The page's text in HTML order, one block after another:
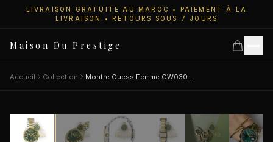
LIVRAISON GRATUITE AU MAROC • PAIEMENT À LA
LIVRAISON • RETOURS SOUS 7 JOURS
Maison Du Prestige
Accueil
Accueil Collection Montre Guess Femme GW0308L5 Bicolore Day/Date Élégante
SALE